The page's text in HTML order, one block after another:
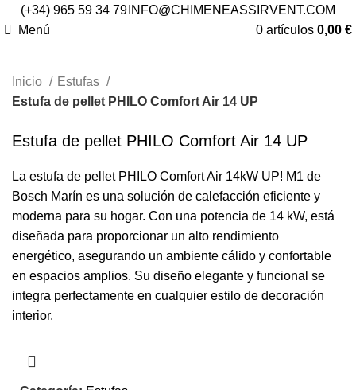
(+34) 965 59 34 79 INFO@CHIMENEASSIRVENT.COM
Menú
0 artículos 0,00 €
Inicio
Estufas
Estufa de pellet PHILO Comfort Air 14 UP
Estufa de pellet PHILO Comfort Air 14 UP
La estufa de pellet PHILO Comfort Air 14kW UP! M1 de
Bosch Marín es una solución de calefacción eficiente y
moderna para su hogar. Con una potencia de 14 kW, está
diseñada para proporcionar un alto rendimiento
energético, asegurando un ambiente cálido y confortable
en espacios amplios. Su diseño elegante y funcional se
integra perfectamente en cualquier estilo de decoración
interior.